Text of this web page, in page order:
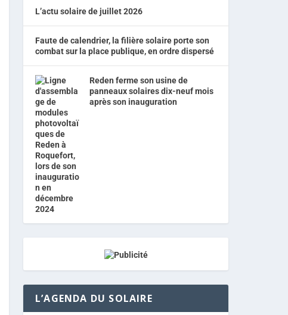
L’actu solaire de juillet 2026
Faute de calendrier, la filière solaire porte son
combat sur la place publique, en ordre dispersé
Reden ferme son usine de
panneaux solaires dix-neuf mois
après son inauguration
L’AGENDA DU SOLAIRE